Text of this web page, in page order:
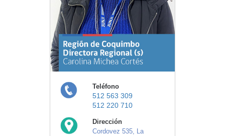
Teléfono
512 563 309
512 220 710
Dirección
Cordovez 535, La